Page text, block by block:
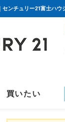
ンチュリー21富士ハウ
買いたい